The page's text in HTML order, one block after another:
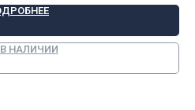
В НАЛИЧИИ